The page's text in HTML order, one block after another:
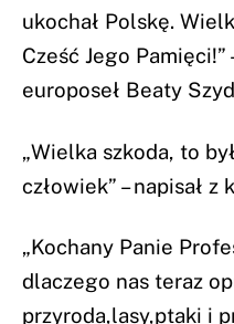
ukochał Polskę.
Cześć Jego
europoseł Beaty
„Wielka szkoda, to
człowiek” – napisał
„Kochany Panie
dlaczego nas teraz
przyroda,lasy,ptaki i